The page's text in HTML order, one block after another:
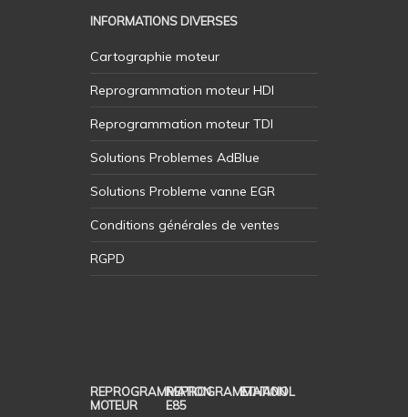
INFORMATIONS DIVERSES
Cartographie moteur
Reprogrammation moteur HDI
Reprogrammation moteur TDI
Solutions Problemes AdBlue
Solutions Probleme vanne EGR
Conditions générales de ventes
RGPD
REPROGRAMMATION
MOTEUR
REPROGRAMMATION
E85
ETHANOL